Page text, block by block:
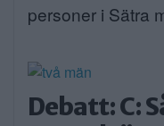
personer i Sätra
Debatt: C: